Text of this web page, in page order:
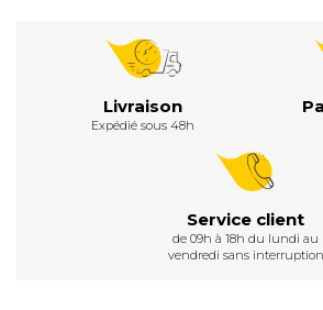
Livraison
Expédié sous 48h
Service client
de 09h à 18h du lundi au
vendredi sans interruption